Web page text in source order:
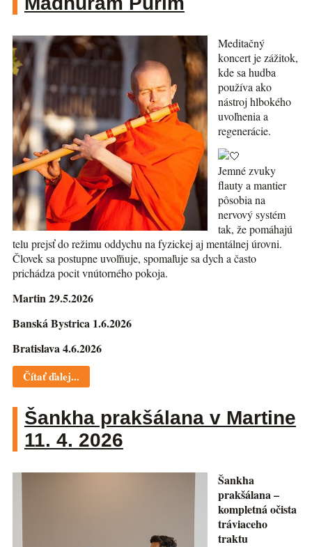
Meditačný
koncert je zážitok,
kde sa hudba
používa ako
nástroj hlbokého
uvoľnenia a
regenerácie.
Jemné zvuky
flauty a mantier
pôsobia na
nervový systém
tak, že pomáhajú
telu prejsť do režimu oddychu na fyzickej aj mentálnej úrovni.
Človek sa postupne uvoľňuje, spomaľuje sa dych a často
prichádza pocit vnútorného pokoja.
Martin 29.5.2026
Banská Bystrica 1.6.2026
Bratislava 4.6.2026
Čítať ďalej...
Šankha prakšálana v Martine
11. 4. 2026
Šankha
prakšálana –
kompletná očista
tráviaceho
traktu